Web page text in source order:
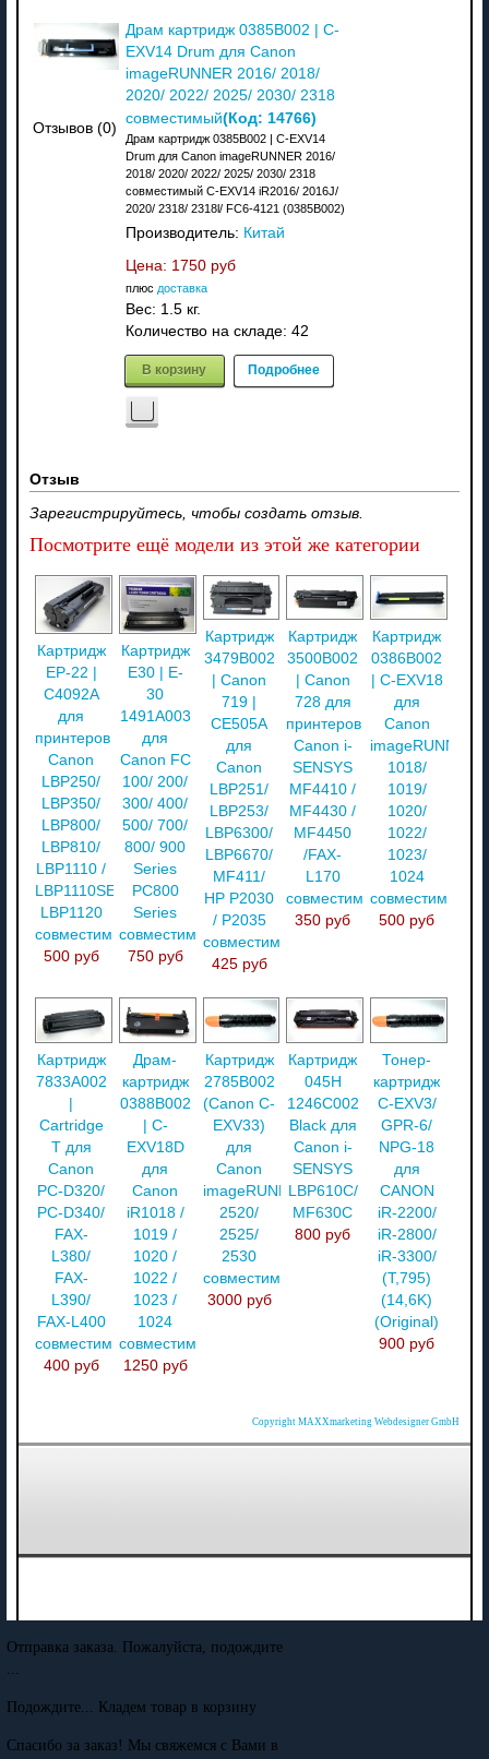
Отзывов (0)
Драм картридж 0385B002 | C-
EXV14 Drum для Canon
imageRUNNER 2016/ 2018/
2020/ 2022/ 2025/ 2030/ 2318
совместимый(Код: 14766)
Драм картридж 0385B002 | C-EXV14
Drum для Canon imageRUNNER 2016/
2018/ 2020/ 2022/ 2025/ 2030/ 2318
совместимый C-EXV14 iR2016/ 2016J/
2020/ 2318/ 2318l/ FC6-4121 (0385B002)
Производитель: Китай
Цена: 1750 руб
плюс доставка
Вес: 1.5 кг.
Количество на складе: 42
В корзину Подробнее
Отзыв
Зарегистрируйтесь, чтобы создать отзыв.
Посмотрите ещё модели из этой же категории
Картридж
EP-22 |
C4092A
для
принтеров
Canon
LBP250/
LBP350/
LBP800/
LBP810/
LBP1110 /
LBP1110SE/
LBP1120
совместимый
500 руб
Картридж
E30 | E-
30
1491A003
для
Canon FC
100/ 200/
300/ 400/
500/ 700/
800/ 900
Series
PC800
Series
совместимый
750 руб
Картридж
3479B002
| Canon
719 |
CE505A
для
Canon
LBP251/
LBP253/
LBP6300/
LBP6670/
MF411/
HP P2030
/ P2035
совместимый
425 руб
Картридж
3500B002
| Canon
728 для
принтеров
Canon i-
SENSYS
MF4410 /
MF4430 /
MF4450
/FAX-
L170
совместимый
350 руб
Картридж
0386B002
| C-EXV18
для
Canon
imageRUNNER
1018/
1019/
1020/
1022/
1023/
1024
совместимый
500 руб
Картридж
7833A002
|
Cartridge
T для
Canon
PC-D320/
PC-D340/
FAX-
L380/
FAX-
L390/
FAX-L400
совместимый
400 руб
Драм-
картридж
0388B002
| C-
EXV18D
для
Canon
iR1018 /
1019 /
1020 /
1022 /
1023 /
1024
совместимый
1250 руб
Картридж
2785B002
(Canon C-
EXV33)
для
Canon
imageRUNNER
2520/
2525/
2530
совместимый
3000 руб
Картридж
045H
1246C002
Black для
Canon i-
SENSYS
LBP610C/
MF630C
800 руб
Тонер-
картридж
C-EXV3/
GPR-6/
NPG-18
для
CANON
iR-2200/
iR-2800/
iR-3300/
(Т,795)
(14,6K)
(Original)
900 руб
Copyright MAXXmarketing Webdesigner GmbH
Отправка заказа. Пожалуйста, подождите
...
Подождите... Кладем товар в корзину
Спасибо за заказ! Мы свяжемся с Вами в